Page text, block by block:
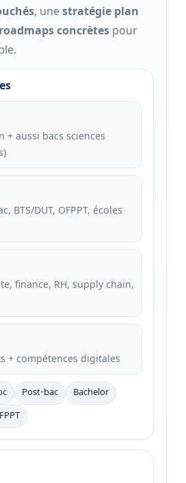
, unestratégie plan
roadmaps concrètes pour
+ aussi bacs sciences
BTS/DUT, OFPPT, écoles
finance, RH, supply chain,
+ compétences digitales
Post-bac
Bachelor